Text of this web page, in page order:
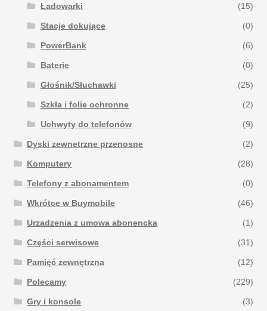
Ładowarki (15)
Stacje dokujące (0)
PowerBank (6)
Baterie (0)
Głośnik/Słuchawki (25)
Szkła i folie ochronne (2)
Uchwyty do telefonów (9)
Dyski zewnetrzne przenosne (2)
Komputery (28)
Telefony z abonamentem (0)
Wkrótce w Buymobile (46)
Urzadzenia z umowa abonencka (1)
Części serwisowe (31)
Pamięć zewnętrzna (12)
Polecamy (229)
Gry i konsole (3)